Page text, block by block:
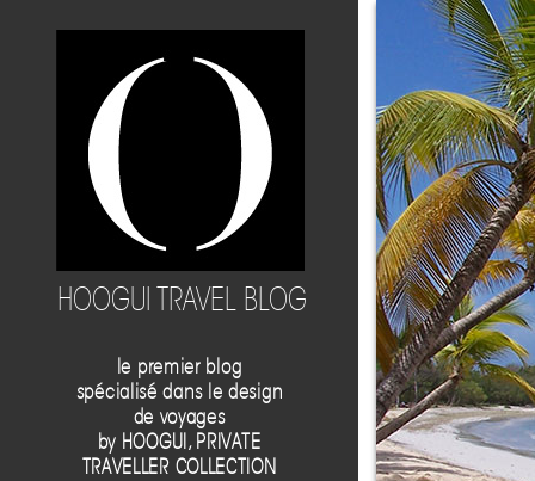
HOOGUI TRAVEL BLOG
le premier blog
spécialisé dans le design
de voyages
by HOOGUI, PRIVATE
TRAVELLER COLLECTION